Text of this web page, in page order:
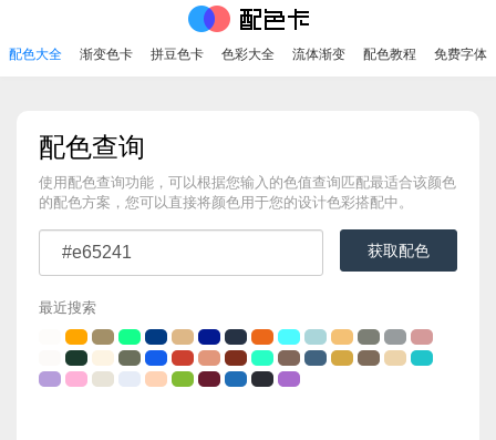
配色大全 渐变色卡 拼豆色卡 色彩大全 流体渐变 配色教程 免费字体
配色查询
使用配色查询功能，可以根据您输入的色值查询匹配最适合该颜色
的配色方案，您可以直接将颜色用于您的设计色彩搭配中。
获取配色
最近搜索